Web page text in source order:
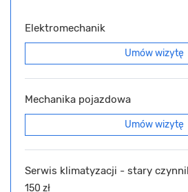
Elektromechanik
Umów wizytę
Mechanika pojazdowa
Umów wizytę
Serwis klimatyzacji - stary
150 zł